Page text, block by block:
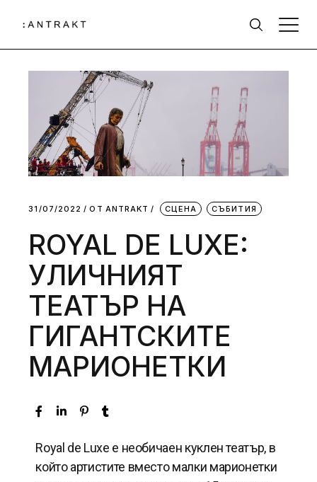
31/07/2022 ОТ АNTRAKT СЦЕНА СЪБИТИЯ
ROYAL DE LUXE:
УЛИЧНИЯТ
ТЕАТЪР НА
ГИГАНТСКИТЕ
МАРИОНЕТКИ
Royal de Luxe e необичаен куклен театър, в
който артистите вместо малки марионетки